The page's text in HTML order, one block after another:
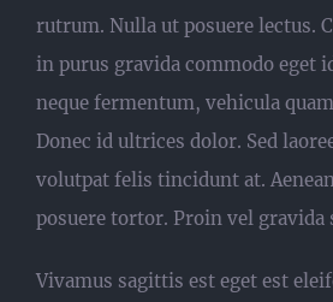
rutrum. Nulla ut posuere lectus.
in purus gravida commodo eget
neque fermentum, vehicula
Donec id ultrices dolor. Sed
volutpat felis tincidunt at.
posuere tortor. Proin vel gravida
Vivamus sagittis est eget est